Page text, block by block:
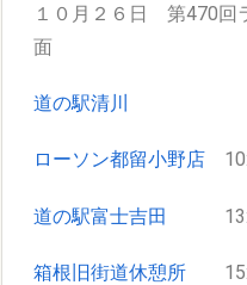
１０月２６日 第470回
面
道の駅清川
ローソン都留小野店
道の駅富士吉田 13:00
箱根旧街道休憩所